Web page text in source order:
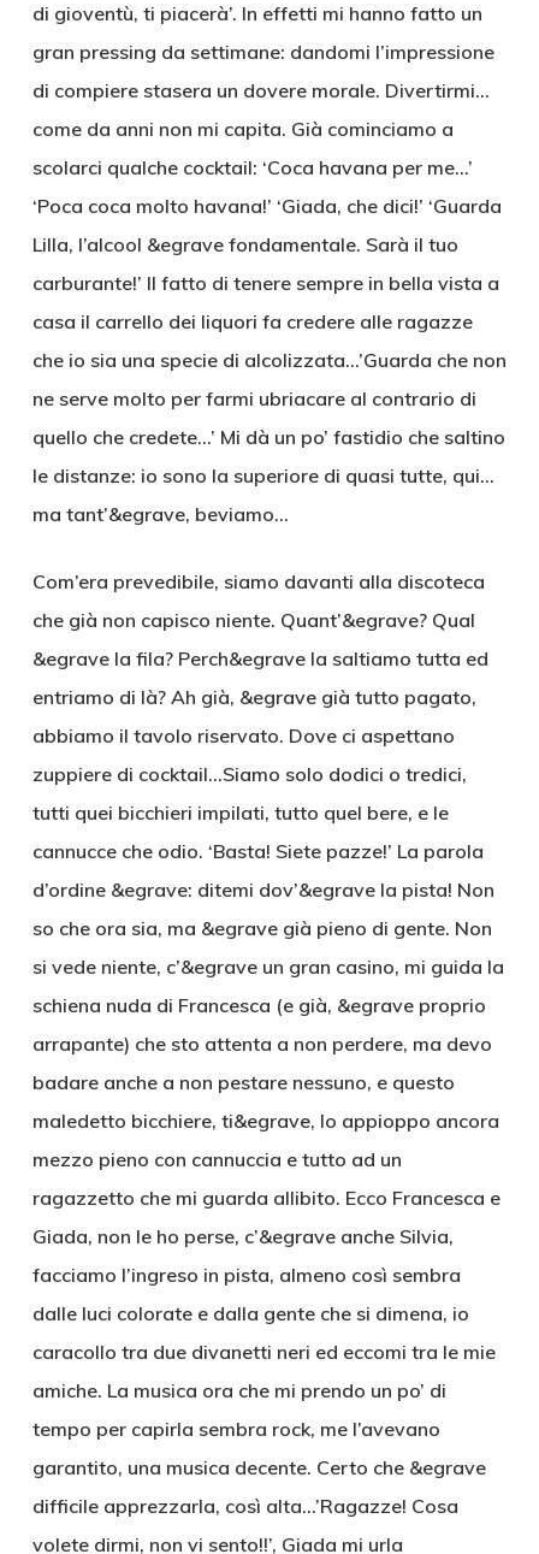
di gioventù, ti piacerà’. In effetti mi hanno fatto un
gran pressing da settimane: dandomi l’impressione
di compiere stasera un dovere morale. Divertirmi…
come da anni non mi capita. Già cominciamo a
scolarci qualche cocktail: ‘Coca havana per me…’
‘Poca coca molto havana!’ ‘Giada, che dici!’ ‘Guarda
Lilla, l’alcool &egrave fondamentale. Sarà il tuo
carburante!’ Il fatto di tenere sempre in bella vista a
casa il carrello dei liquori fa credere alle ragazze
che io sia una specie di alcolizzata…’Guarda che non
ne serve molto per farmi ubriacare al contrario di
quello che credete…’ Mi dà un po’ fastidio che saltino
le distanze: io sono la superiore di quasi tutte, qui…
ma tant’&egrave, beviamo…
Com’era prevedibile, siamo davanti alla discoteca
che già non capisco niente. Quant’&egrave? Qual
&egrave la fila? Perch&egrave la saltiamo tutta ed
entriamo di là? Ah già, &egrave già tutto pagato,
abbiamo il tavolo riservato. Dove ci aspettano
zuppiere di cocktail…Siamo solo dodici o tredici,
tutti quei bicchieri impilati, tutto quel bere, e le
cannucce che odio. ‘Basta! Siete pazze!’ La parola
d’ordine &egrave: ditemi dov’&egrave la pista! Non
so che ora sia, ma &egrave già pieno di gente. Non
si vede niente, c’&egrave un gran casino, mi guida la
schiena nuda di Francesca (e già, &egrave proprio
arrapante) che sto attenta a non perdere, ma devo
badare anche a non pestare nessuno, e questo
maledetto bicchiere, ti&egrave, lo appioppo ancora
mezzo pieno con cannuccia e tutto ad un
ragazzetto che mi guarda allibito. Ecco Francesca e
Giada, non le ho perse, c’&egrave anche Silvia,
facciamo l’ingreso in pista, almeno così sembra
dalle luci colorate e dalla gente che si dimena, io
caracollo tra due divanetti neri ed eccomi tra le mie
amiche. La musica ora che mi prendo un po’ di
tempo per capirla sembra rock, me l’avevano
garantito, una musica decente. Certo che &egrave
difficile apprezzarla, così alta…’Ragazze! Cosa
volete dirmi, non vi sento!!’, Giada mi urla